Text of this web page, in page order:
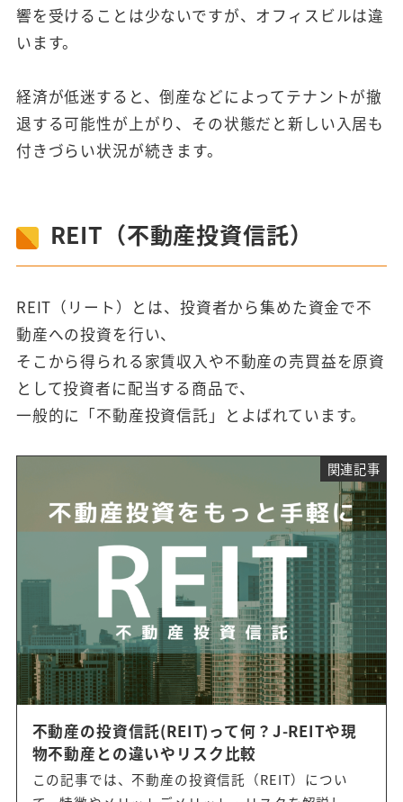
響を受けることは少ないですが、オフィスビルは違
います。
経済が低迷すると、倒産などによってテナントが撤
退する可能性が上がり、その状態だと新しい入居も
付きづらい状況が続きます。
REIT（不動産投資信託）
REIT（リート）とは、投資者から集めた資金で不
動産への投資を行い、
そこから得られる家賃収入や不動産の売買益を原資
として投資者に配当する商品で、
一般的に「不動産投資信託」とよばれています。
関連記事
不動産の投資信託(REIT)って何？J-REITや現
物不動産との違いやリスク比較
この記事では、不動産の投資信託（REIT）につい